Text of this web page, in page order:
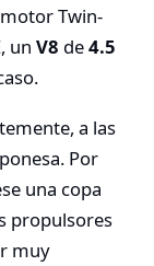
Twin-
un V8 de4.5
a las
Por
una copa
propulsores
muy